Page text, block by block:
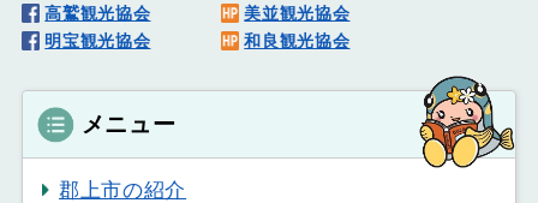
高鷲観光協会
美並観光協会
明宝観光協会
和良観光協会
メニュー
郡上市の紹介